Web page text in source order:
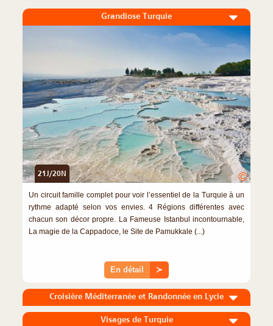
Grandiose Turquie
21J/20N ©
Un circuit famille complet pour voir l’essentiel de la Turquie à un
rythme adapté selon vos envies. 4 Régions différentes avec
chacun son décor propre. La Fameuse Istanbul incontournable,
La magie de la Cappadoce, le Site de Pamukkale (...)
En détail ≻
Croisière Méditerranée et Randonnée en Lycie
Visages de Turquie